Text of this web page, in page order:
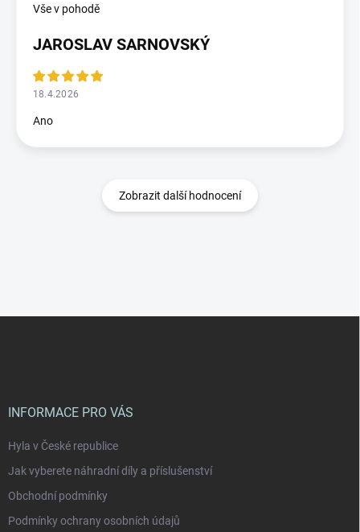
Vše v pohodě
JAROSLAV SARNOVSKÝ
18.4.2026
Ano
Zobrazit další hodnocení
INFORMACE PRO VÁS
Hyla v České republice
Jak vyberete náhradní díly a příslušenství
Obchodní podmínky
Podmínky ochrany osobních údajů